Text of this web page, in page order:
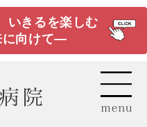
いきるを楽しむ
に向けて―